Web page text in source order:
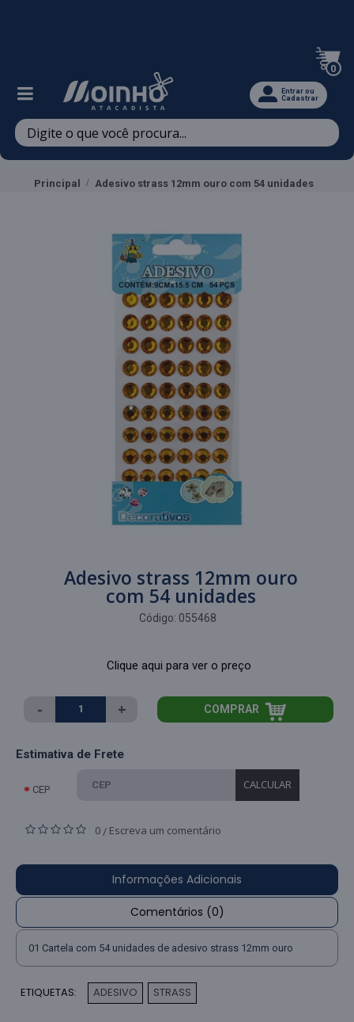
0
Entrar ou
Cadastrar
Principal Adesivo strass 12mm ouro com 54 unidades
Adesivo strass 12mm ouro
com 54 unidades
Código: 055468
Clique aqui para ver o preço
- + COMPRAR
Estimativa de Frete
CEP CALCULAR
0 / Escreva um comentário
Informações Adicionais
Comentários (0)
01 Cartela com 54 unidades de adesivo strass 12mm ouro
ETIQUETAS: ADESIVO STRASS